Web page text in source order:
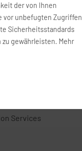
Airways
Services
der von Ihnen
vor unbefugten Zugriffen
Sicherheitsstandards
gewährleisten. Mehr